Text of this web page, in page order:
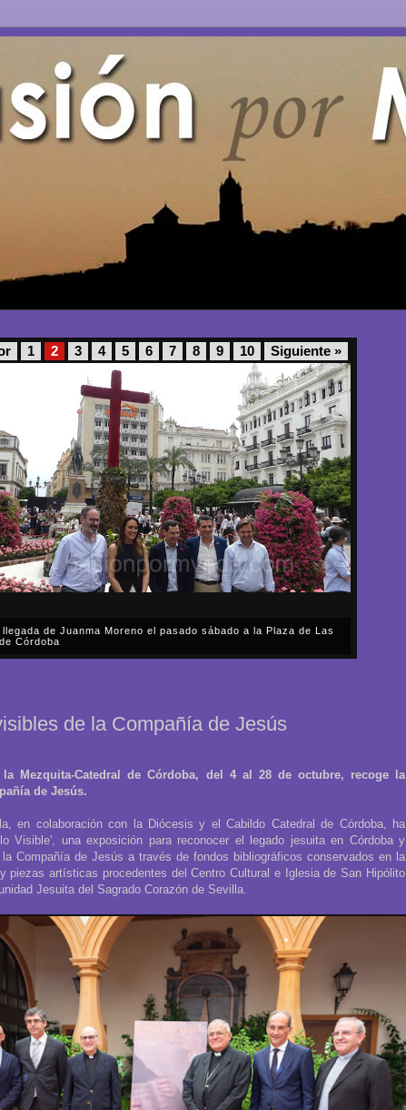
1 2 3 4 5 6 7 8 9 10 Siguiente »
de Juanma Moreno el pasado sábado a la Plaza de Las
Córdoba
de la Compañía de Jesús
Mezquita-Catedral de Córdoba, del 4 al 28 de octubre, recoge la
de Jesús.
en colaboración con la Diócesis y el Cabildo Catedral de Córdoba, ha
Visible', una exposición para reconocer el legado jesuita en Córdoba y
Compañía de Jesús a través de fondos bibliográficos conservados en la
piezas artísticas procedentes del Centro Cultural e Iglesia de San Hipólito
Jesuita del Sagrado Corazón de Sevilla.